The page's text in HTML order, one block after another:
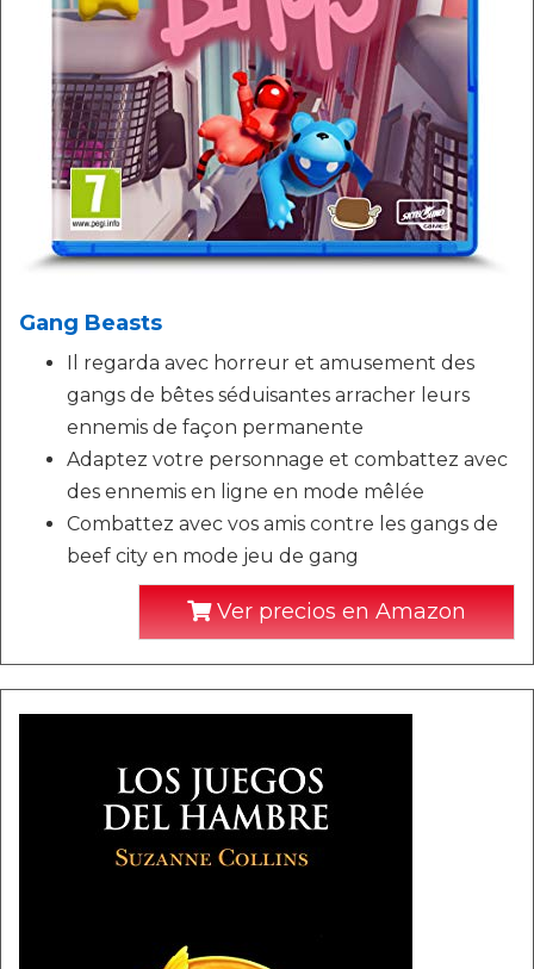
Gang Beasts
Il regarda avec horreur et amusement des
gangs de bêtes séduisantes arracher leurs
ennemis de façon permanente
Adaptez votre personnage et combattez avec
des ennemis en ligne en mode mêlée
Combattez avec vos amis contre les gangs de
beef city en mode jeu de gang
Ver precios en Amazon